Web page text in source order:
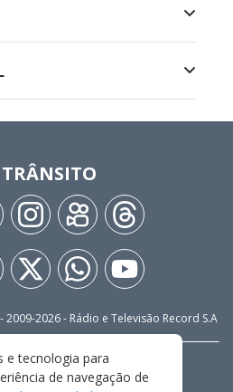
TRÂNSITO
2009-2026- Rádio e Televisão Record S.A
CONOSCO
PRIVACIDADE
e tecnologia para
de navegação de